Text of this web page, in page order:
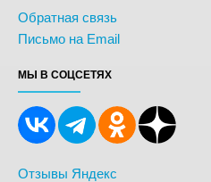
Обратная связь
Письмо на Email
МЫ В СОЦСЕТЯХ
Отзывы Яндекс